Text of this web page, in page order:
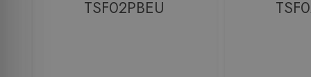
TSF02PBEU